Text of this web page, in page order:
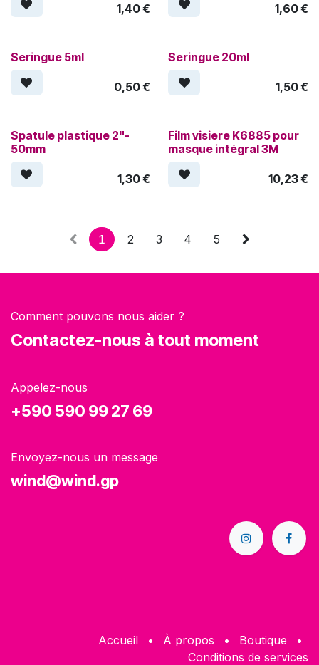
1,40€ 1,60€
Seringue 5ml
0,50€
Seringue 20ml
1,50€
Spatule plastique 2"-
50mm
1,30€
Film visiere K6885 pour
masque intégral 3M
10,23€
1 2 3 4 5
Comment pouvons nous aider ?
Contactez-nous à tout moment
Appelez-nous
+590 590 99 27 69
Envoyez-nous un message
wind@wind.gp
Accueil • À propos • Boutique
•
Conditions de services